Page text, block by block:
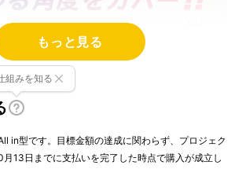
もっと見る
組みを知る
in型です。目標金額の達成に関わらず、プロジェク
13日までに支払いを完了した時点で購入が成立し